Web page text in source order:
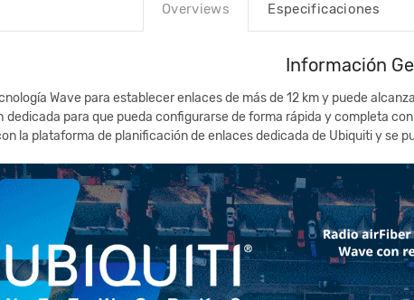
Overviews Especificaciones
Información
Wave para establecer enlaces de más de 12 km y puede
para que pueda configurarse de forma rápida y completa
la plataforma de planificación de enlaces dedicada de Ubiquiti y se